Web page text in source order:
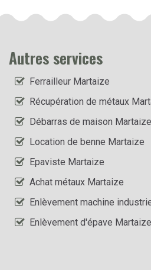
Autres services
Ferrailleur Martaize
Récupération de métaux
Débarras de maison Martaize
Location de benne Martaize
Epaviste Martaize
Achat métaux Martaize
Enlèvement machine
Enlèvement d'épave Martaize